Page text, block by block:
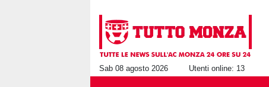
Sab 08 agosto 2026 Utenti online: 13